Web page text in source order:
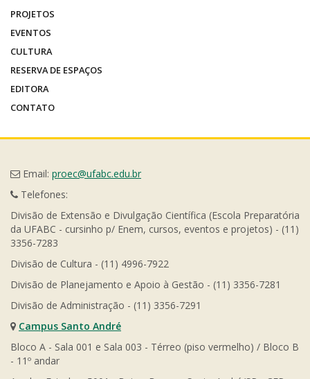
PROJETOS
EVENTOS
CULTURA
RESERVA DE ESPAÇOS
EDITORA
CONTATO
Email: proec@ufabc.edu.br
Telefones:
Divisão de Extensão e Divulgação Científica (Escola Preparatória
da UFABC - cursinho p/ Enem, cursos, eventos e projetos) - (11)
3356-7283
Divisão de Cultura - (11) 4996-7922
Divisão de Planejamento e Apoio à Gestão - (11) 3356-7281
Divisão de Administração - (11) 3356-7291
Campus Santo André
Bloco A - Sala 001 e Sala 003 - Térreo (piso vermelho) / Bloco B
- 11º andar